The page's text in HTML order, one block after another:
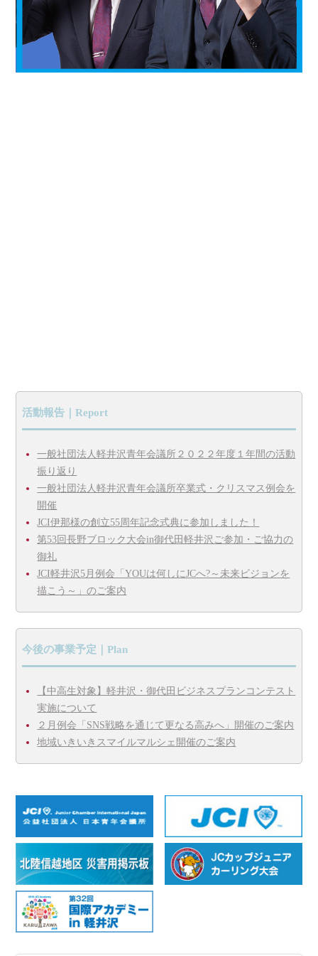
活動報告｜Report
一般社団法人軽井沢青年会議所２０２２年度１年間の活動
振り返り
一般社団法人軽井沢青年会議所卒業式・クリスマス例会を
開催
JCI伊那様の創立55周年記念式典に参加しました！
第53回長野ブロック大会in御代田軽井沢ご参加・ご協力の
御礼
JCI軽井沢5月例会「YOUは何しにJCへ?～未来ビジョンを
描こう～」のご案内
今後の事業予定｜Plan
【中高生対象】軽井沢・御代田ビジネスプランコンテスト
実施について
２月例会「SNS戦略を通じて更なる高みへ」開催のご案内
地域いきいきスマイルマルシェ開催のご案内